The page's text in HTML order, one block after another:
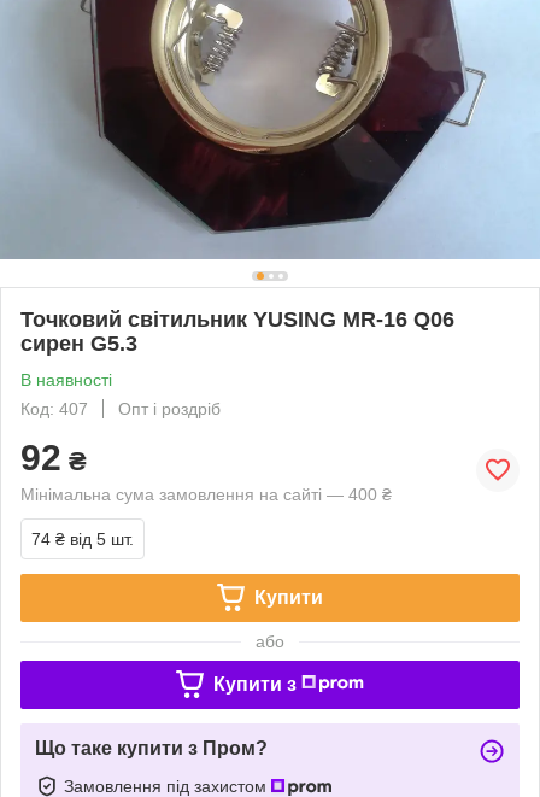
Точковий світильник YUSING MR-16 Q06
сирен G5.3
В наявності
Код: 407
Опт і роздріб
92 ₴
Мінімальна сума замовлення на сайті — 400 ₴
74 ₴ від 5 шт.
Купити
або
Купити з
Що таке купити з Пром?
Замовлення під захистом